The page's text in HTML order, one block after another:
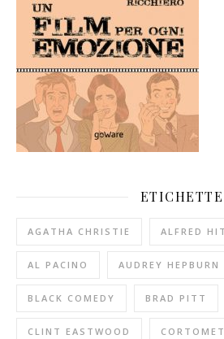
ETICHETTE
AGATHA CHRISTIE ALFRED
AL PACINO AUDREY HEPBURN
BLACK COMEDY BRAD PITT
CLINT EASTWOOD